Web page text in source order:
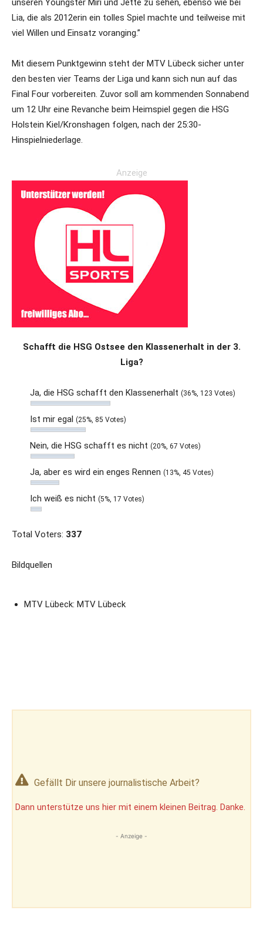
unseren Youngster Miri und Jette zu sehen, ebenso wie bei
Lia, die als 2012erin ein tolles Spiel machte und teilweise mit
viel Willen und Einsatz voranging.”
Mit diesem Punktgewinn steht der MTV Lübeck sicher unter
den besten vier Teams der Liga und kann sich nun auf das
Final Four vorbereiten. Zuvor soll am kommenden Sonnabend
um 12 Uhr eine Revanche beim Heimspiel gegen die HSG
Holstein Kiel/Kronshagen folgen, nach der 25:30-
Hinspielniederlage.
Anzeige
Schafft die HSG Ostsee den Klassenerhalt in der 3.
Liga?
Ja, die HSG schafft den Klassenerhalt (36%, 123 Votes)
Ist mir egal (25%, 85 Votes)
Nein, die HSG schafft es nicht (20%, 67 Votes)
Ja, aber es wird ein enges Rennen (13%, 45 Votes)
Ich weiß es nicht (5%, 17 Votes)
Total Voters: 337
Bildquellen
MTV Lübeck: MTV Lübeck
Gefällt Dir unsere journalistische Arbeit?
Dann unterstütze uns hier mit einem kleinen Beitrag. Danke.
- Anzeige -